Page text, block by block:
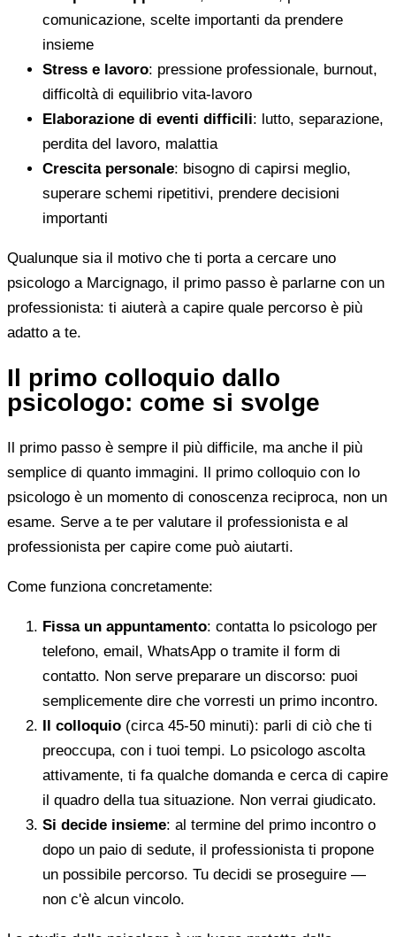
comunicazione, scelte importanti da prendere
insieme
Stress e lavoro: pressione professionale, burnout,
difficoltà di equilibrio vita-lavoro
Elaborazione di eventi difficili: lutto, separazione,
perdita del lavoro, malattia
Crescita personale: bisogno di capirsi meglio,
superare schemi ripetitivi, prendere decisioni
importanti
Qualunque sia il motivo che ti porta a cercare uno
psicologo a Marcignago, il primo passo è parlarne con un
professionista: ti aiuterà a capire quale percorso è più
adatto a te.
Il primo colloquio dallo
psicologo: come si svolge
Il primo passo è sempre il più difficile, ma anche il più
semplice di quanto immagini. Il primo colloquio con lo
psicologo è un momento di conoscenza reciproca, non un
esame. Serve a te per valutare il professionista e al
professionista per capire come può aiutarti.
Come funziona concretamente:
Fissa un appuntamento: contatta lo psicologo per
telefono, email, WhatsApp o tramite il form di
contatto. Non serve preparare un discorso: puoi
semplicemente dire che vorresti un primo incontro.
Il colloquio (circa 45-50 minuti): parli di ciò che ti
preoccupa, con i tuoi tempi. Lo psicologo ascolta
attivamente, ti fa qualche domanda e cerca di capire
il quadro della tua situazione. Non verrai giudicato.
Si decide insieme: al termine del primo incontro o
dopo un paio di sedute, il professionista ti propone
un possibile percorso. Tu decidi se proseguire —
non c'è alcun vincolo.